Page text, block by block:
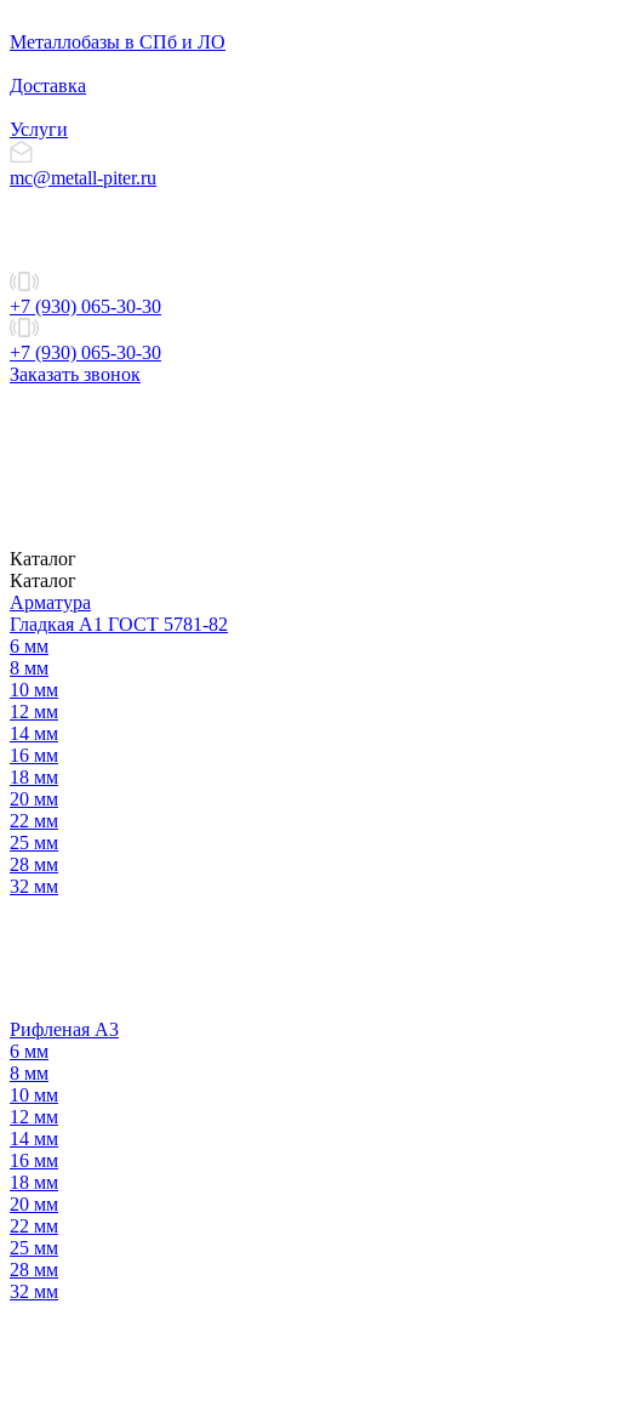
Металлобазы в СПб и ЛО
Доставка
Услуги
mc@metall-piter.ru
+7 (930) 065-30-30
+7 (930) 065-30-30
Заказать звонок
Каталог
Каталог
Арматура
Гладкая А1 ГОСТ 5781-82
6 мм
8 мм
10 мм
12 мм
14 мм
16 мм
18 мм
20 мм
22 мм
25 мм
28 мм
32 мм
Рифленая А3
6 мм
8 мм
10 мм
12 мм
14 мм
16 мм
18 мм
20 мм
22 мм
25 мм
28 мм
32 мм